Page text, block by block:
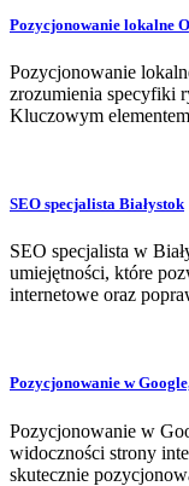
Pozycjonowanie lokalne
Pozycjonowanie
zrozumienia specyfiki
Kluczowym
SEO specjalista Białystok
SEO specjalista w
umiejętności, które
internetowe oraz
Pozycjonowanie w
Pozycjonowanie w
widoczności strony
skutecznie